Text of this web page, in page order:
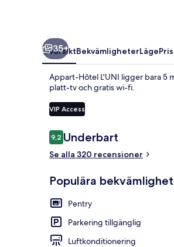
35+
ÖversiktBekvämligheterLäge
Appart-Hôtel L'UNI ligger bara 5
platt-tv och gratis wi-fi.
VIP Access
Recensioner
9,29,2 av 10,
Underbart
Se alla 320 recensioner
Populära
Pentry
Parkering tillgänglig
Luftkonditionering